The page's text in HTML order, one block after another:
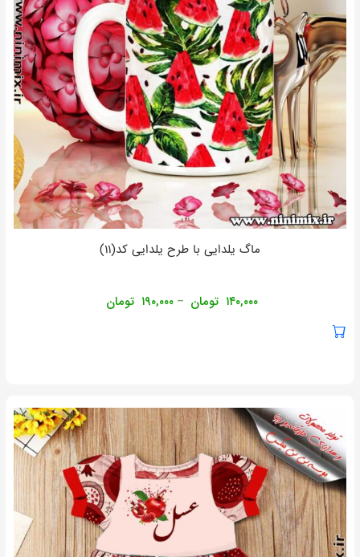
ماگ یلدایی با طرح یلدایی کد(۱۱)
۱۴۰,۰۰۰ تومان – ۱۹۰,۰۰۰ تومان